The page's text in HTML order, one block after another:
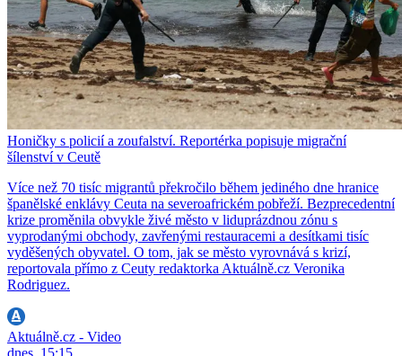
Honičky s policií a zoufalství. Reportérka popisuje migrační
šílenství v Ceutě
Více než 70 tisíc migrantů překročilo během jediného dne hranice
španělské enklávy Ceuta na severoafrickém pobřeží. Bezprecedentní
krize proměnila obvykle živé město v liduprázdnou zónu s
vyprodanými obchody, zavřenými restauracemi a desítkami tisíc
vyděšených obyvatel. O tom, jak se město vyrovnává s krizí,
reportovala přímo z Ceuty redaktorka Aktuálně.cz Veronika
Rodriguez.
Aktuálně.cz - Video
dnes, 15:15